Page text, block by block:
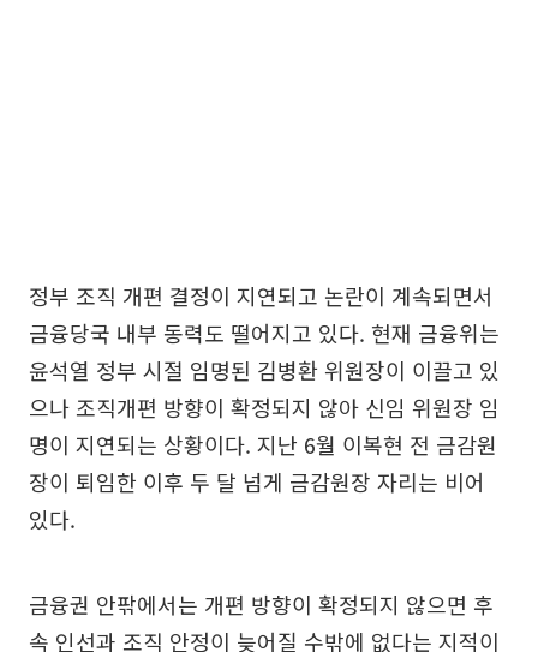
정부 조직 개편 결정이 지연되고 논란이 계속되면서
금융당국 내부 동력도 떨어지고 있다. 현재 금융위는
윤석열 정부 시절 임명된 김병환 위원장이 이끌고 있
으나 조직개편 방향이 확정되지 않아 신임 위원장 임
명이 지연되는 상황이다. 지난 6월 이복현 전 금감원
장이 퇴임한 이후 두 달 넘게 금감원장 자리는 비어
있다.
금융권 안팎에서는 개편 방향이 확정되지 않으면 후
속 인선과 조직 안정이 늦어질 수밖에 없다는 지적이